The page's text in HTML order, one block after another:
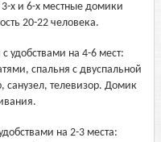
х и 6-х местные домики
20-22 человека.
удобствами на 4-6 мест:
спальня с двуспальной
санузел, телевизор. Домик
на 2-3 места: